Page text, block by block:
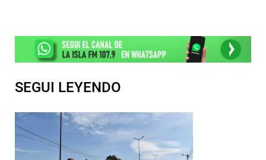
SEGUI LEYENDO